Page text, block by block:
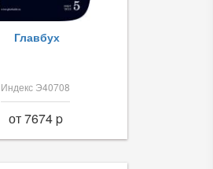
Главбух
Индекс Э40708
от 7674 p